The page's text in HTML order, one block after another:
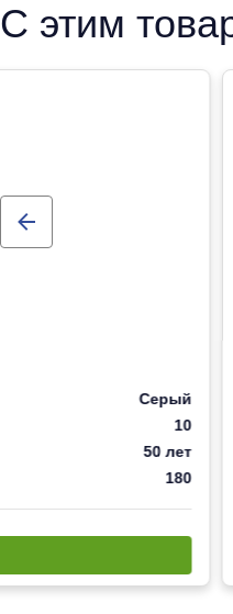
С этим
Серый
10
50 лет
180